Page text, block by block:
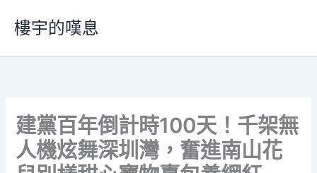
要
樓宇的嘆息
建黨百年倒計時100天！千架無
人機炫舞深圳灣，奮進南山花